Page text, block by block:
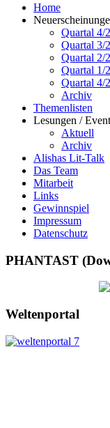
Home
Quartal 4/
Quartal 3/
Quartal 2/
Quartal 1/
Quartal 4/
Archiv
Themenlisten
Lesungen /
Aktuell
Archiv
Alishas Lit-Talk
Das Team
Mitarbeit
Links
Gewinnspiel
Impressum
Datenschutz
PHANTAST
Weltenportal